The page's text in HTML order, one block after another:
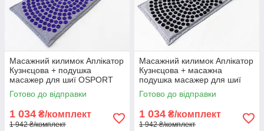
Масажний килимок Аплікатор
Кузнєцова + подушка
масажер для шиї OSPORT
Lotus Mat Eco (apl-020) Сіро-
фіолетовий
Готово до відправки
1 034 ₴/комплект
1 942 ₴/комплект
Масажний килимок Аплікатор
Кузнєцова + масажна
подушка масажер для шиї
OSPORT Lotus Mat Eco (apl-
020) Сіро-чорний
Готово до відправки
1 034 ₴/комплект
1 942 ₴/комплект